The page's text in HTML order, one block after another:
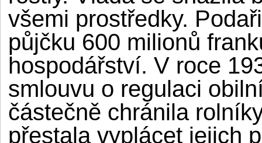
všemi prostředky.
půjčku 600 milionů
hospodářství. V roce
smlouvu o regulaci
částečně chránila
přestala vyplácet jejich